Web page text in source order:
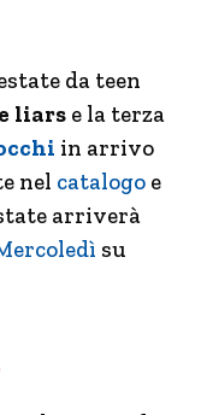
da teen
liars e la terza
in arrivo
nel catalogo e
arriverà
su